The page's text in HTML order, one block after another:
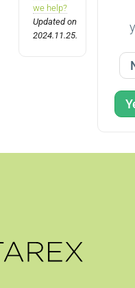
we help?
Updated on
2024.11.25.